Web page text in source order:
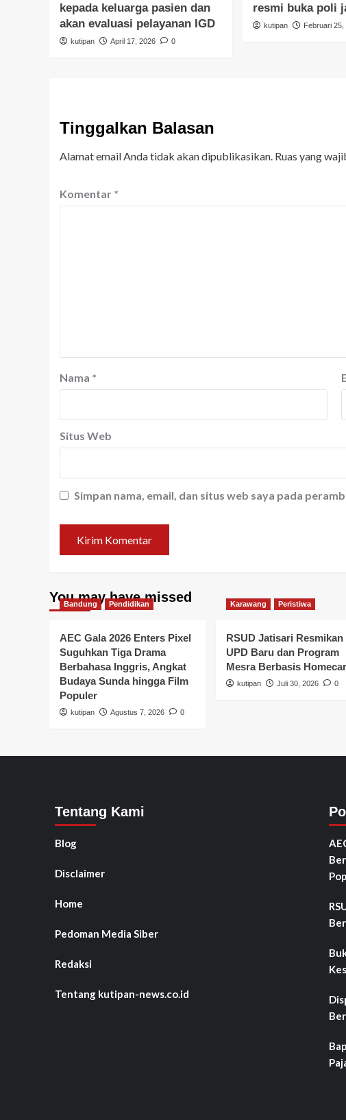
kepada keluarga pasien dan
akan evaluasi pelayanan IGD
kutipan April 17, 2026 0
resmi buka poli
kutipan Februari 25,
Tinggalkan Balasan
Alamat email Anda tidak akan dipublikasikan. Ruas yang
Komentar *
Nama *
Situs Web
Simpan nama, email, dan situs web saya pada
You may have missed
Bandung Pendidikan
AEC Gala 2026 Enters Pixel
Suguhkan Tiga Drama
Berbahasa Inggris, Angkat
Budaya Sunda hingga Film
Populer
kutipan Agustus 7, 2026 0
Karawang Peristiwa
RSUD Jatisari Resmikan
UPD Baru dan Program
Mesra Berbasis
kutipan Juli 30, 2026 0
Tentang Kami
Blog
Disclaimer
Home
Pedoman Media Siber
Redaksi
Tentang kutipan-news.co.id